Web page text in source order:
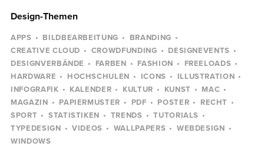
Design-Themen
APPS BILDBEARBEITUNG
BRANDING
CREATIVE CLOUD
CROWDFUNDING
DESIGNEVENTS
DESIGNVERBÄNDE
FARBEN FASHION
FREELOADS
HARDWARE
HOCHSCHULEN ICONS
ILLUSTRATION
INFOGRAFIK
KALENDER KULTUR KUNST
MAC
MAGAZIN
PAPIERMUSTER PDF POSTER
RECHT
SPORT
STATISTIKEN TRENDS
TUTORIALS
TYPEDESIGN
VIDEOS WALLPAPERS
WEBDESIGN
WINDOWS